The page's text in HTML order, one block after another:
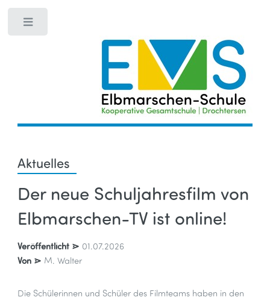
Aktuelles
Der neue Schuljahresfilm von
Elbmarschen-TV ist online!
Veröffentlicht ⋗ 01.07.2026
Von ⋗ M. Walter
Die Schülerinnen und Schüler des Filmteams haben in den